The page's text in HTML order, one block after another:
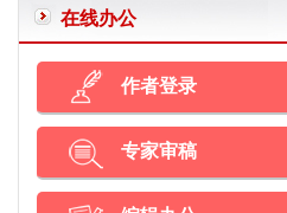
在线办公
作者登录
专家审稿